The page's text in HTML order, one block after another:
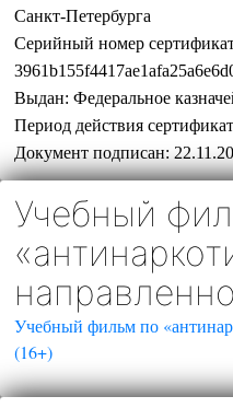
Санкт-Петербурга
Серийный номер
Выдан: Федеральное
Период действия
Документ подписан:
Учебный
Учебный фильм по
(16+)